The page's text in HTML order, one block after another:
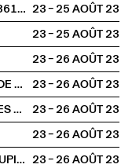
LES TROIS POINTS DE SUSPENSION & 3615 DAKOTA 23 – 25 AOÛT2023
23 – 25 AOÛT2023
23 – 26 AOÛT2023
LE CCS AU FESTIVAL INTERNATIONAL DE THÉÂTRE DE RUE D’AURILLAC
23 – 26 AOÛT2023
LES COMPAGNIES DE PASSAGE SUISSES AU FESTIVAL D'AURILLAC
23 – 26 AOÛT2023
23 – 26 AOÛT2023
MASSIMO FURLAN ET CLAIRE DE RIBAUPIERRE 23 – 26 AOÛT2023